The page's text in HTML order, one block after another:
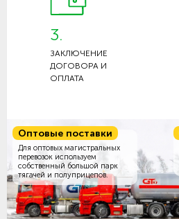
3.
ЗАКЛЮЧЕНИЕ
ДОГОВОРА И
ОПЛАТА
Оптовые поставки
Для оптовых магистральных
перевозок используем
собственный большой парк
тягачей и полуприцепов.